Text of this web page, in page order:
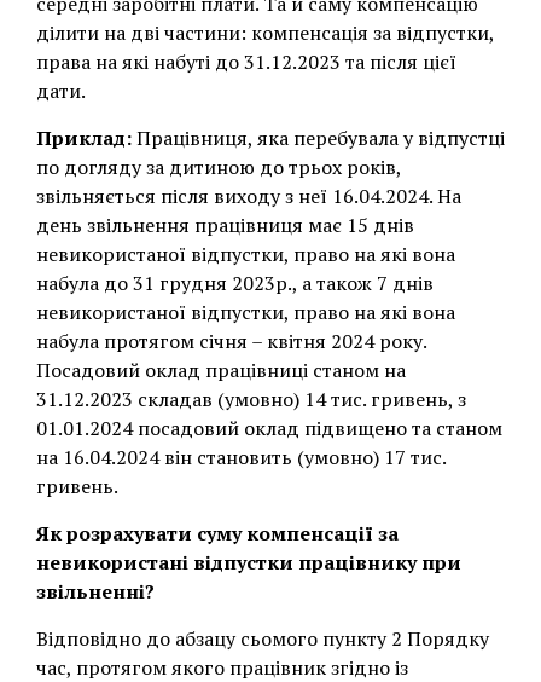
ділити на дві частини: компенсація за відпустки,
права на які набуті до 31.12.2023 та після цієї
дати.
Приклад:Працівниця, яка перебувала у відпустці
по догляду за дитиною до трьох років,
звільняється після виходу з неї 16.04.2024. На
день звільнення працівниця має 15 днів
невикористаної відпустки, право на які вона
набула до 31 грудня 2023р., а також 7 днів
невикористаної відпустки, право на які вона
набула протягом січня – квітня 2024 року.
Посадовий оклад працівниці станом на
31.12.2023 складав (умовно) 14 тис. гривень, з
01.01.2024 посадовий оклад підвищено та станом
на 16.04.2024 він становить (умовно) 17 тис.
гривень.
Як розрахувати суму компенсації за
невикористані відпустки працівнику при
звільненні?
Відповідно до абзацу сьомого пункту 2 Порядку
час, протягом якого працівник згідно із